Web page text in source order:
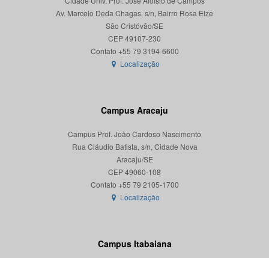
Av. Marcelo Deda Chagas, s/n, Bairro Rosa Elze
São Cristóvão/SE
CEP 49107-230
Localização
Campus Aracaju
Campus Prof. João Cardoso Nascimento
Rua Cláudio Batista, s/n, Cidade Nova
Aracaju/SE
CEP 49060-108
Localização
Campus Itabaiana